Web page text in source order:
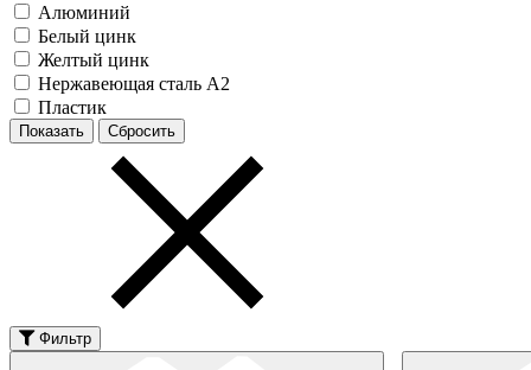
Алюминий
Белый цинк
Желтый цинк
Нержавеющая сталь А2
Пластик
Фильтр